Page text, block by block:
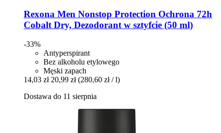
Rexona Men Nonstop Protection Ochrona 72h
Cobalt Dry, Dezodorant w sztyfcie (50 ml)
-33%
Antyperspirant
Bez alkoholu etylowego
Męski zapach
14,03 zł 20,99 zł (280,60 zł / l)
Dostawa do 11 sierpnia